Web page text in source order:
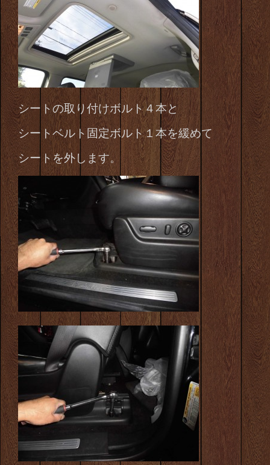
シートの取り付けボルト４本と
シートベルト固定ボルト１本を緩めて
シートを外します。